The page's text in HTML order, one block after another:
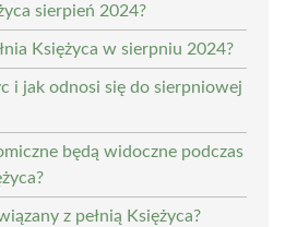
sierpień 2024?
Księżyca w sierpniu 2024?
i jak odnosi się do sierpniowej
będą widoczne podczas
z pełnią Księżyca?